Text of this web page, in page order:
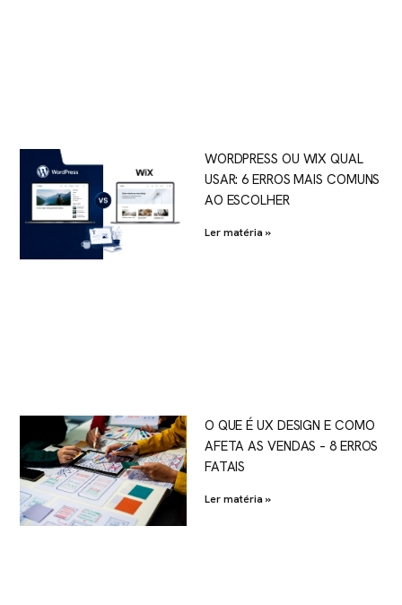
WORDPRESS OU WIX QUAL
USAR: 6 ERROS MAIS COMUNS
AO ESCOLHER
Ler matéria »
O QUE É UX DESIGN E COMO
AFETA AS VENDAS – 8 ERROS
FATAIS
Ler matéria »